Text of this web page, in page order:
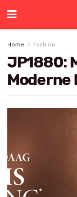
Home Fashion
JP1880:
Moderne